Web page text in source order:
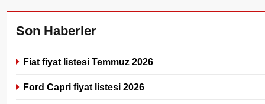
Son Haberler
Fiat fiyat listesi Temmuz 2026
Ford Capri fiyat listesi 2026